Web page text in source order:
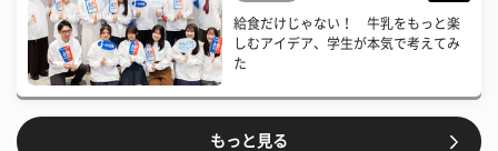
給食だけじゃない！ 牛乳をもっと楽
しむアイデア、学生が本気で考えてみ
た
もっと見る